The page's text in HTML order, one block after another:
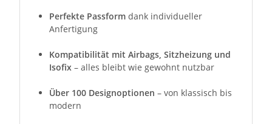
Perfekte Passform dank individueller
Anfertigung
Kompatibilität mit Airbags, Sitzheizung und
Isofix – alles bleibt wie gewohnt nutzbar
Über 100 Designoptionen – von klassisch bis
modern